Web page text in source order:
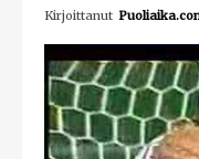
Kirjoittanut